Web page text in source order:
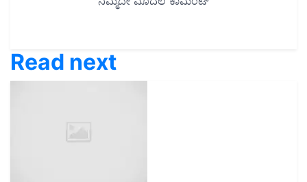
Read next